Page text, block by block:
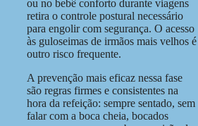
ou no bebê conforto durante viagens
retira o controle postural necessário
para engolir com segurança. O acesso
às guloseimas de irmãos mais velhos é
outro risco frequente.
A prevenção mais eficaz nessa fase
são regras firmes e consistentes na
hora da refeição: sempre sentado, sem
falar com a boca cheia, bocados